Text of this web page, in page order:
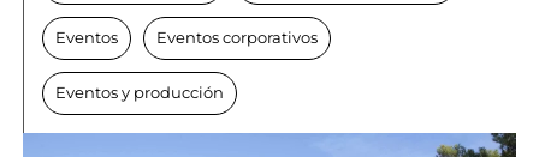
Eventos Eventos corporativos
Eventos y producción